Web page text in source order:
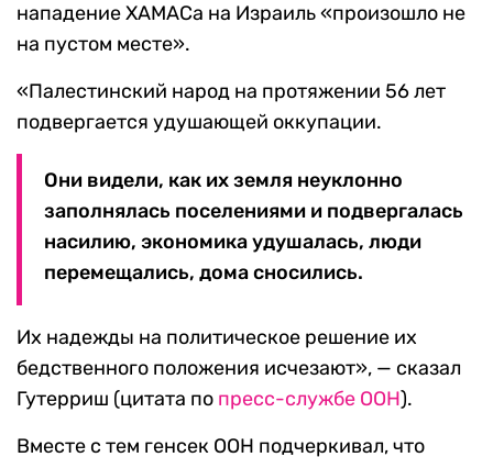
нападение ХАМАСа на Израиль «произошло не
на пустом месте».
«Палестинский народ на протяжении 56 лет
подвергается удушающей оккупации.
Они видели, как их земля неуклонно
заполнялась поселениями и подвергалась
насилию, экономика удушалась, люди
перемещались, дома сносились.
Их надежды на политическое решение их
бедственного положения исчезают», — сказал
Гутерриш (цитата по пресс-службе ООН).
Вместе с тем генсек ООН подчеркивал, что